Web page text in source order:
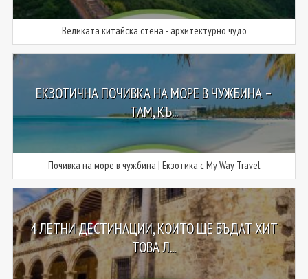
Великата китайска стена - архитектурно чудо
ЕКЗОТИЧНА ПОЧИВКА НА МОРЕ В ЧУЖБИНА –
ТАМ, КЪ...
Почивка на море в чужбина | Екзотика с My Way Travel
4 ЛЕТНИ ДЕСТИНАЦИИ, КОИТО ЩЕ БЪДАТ ХИТ
ТОВА Л...